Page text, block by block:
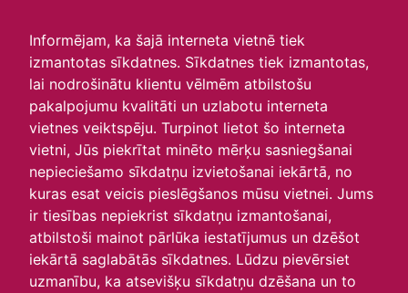
Informējam, ka šajā interneta vietnē tiek
izmantotas sīkdatnes. Sīkdatnes tiek izmantotas,
lai nodrošinātu klientu vēlmēm atbilstošu
pakalpojumu kvalitāti un uzlabotu interneta
vietnes veiktspēju. Turpinot lietot šo interneta
vietni, Jūs piekrītat minēto mērķu sasniegšanai
nepieciešamo sīkdatņu izvietošanai iekārtā, no
kuras esat veicis pieslēgšanos mūsu vietnei. Jums
ir tiesības nepiekrist sīkdatņu izmantošanai,
atbilstoši mainot pārlūka iestatījumus un dzēšot
iekārtā saglabātās sīkdatnes. Lūdzu pievērsiet
uzmanību, ka atsevišķu sīkdatņu dzēšana un to
🦋Vides estētikas pulciņš
veido taureņus
13.05.2026
Vides estētikas pulciņā skolēni rada - taureņu un
prieka sauleszaķēnu izlidojumu pavasara ziedos.